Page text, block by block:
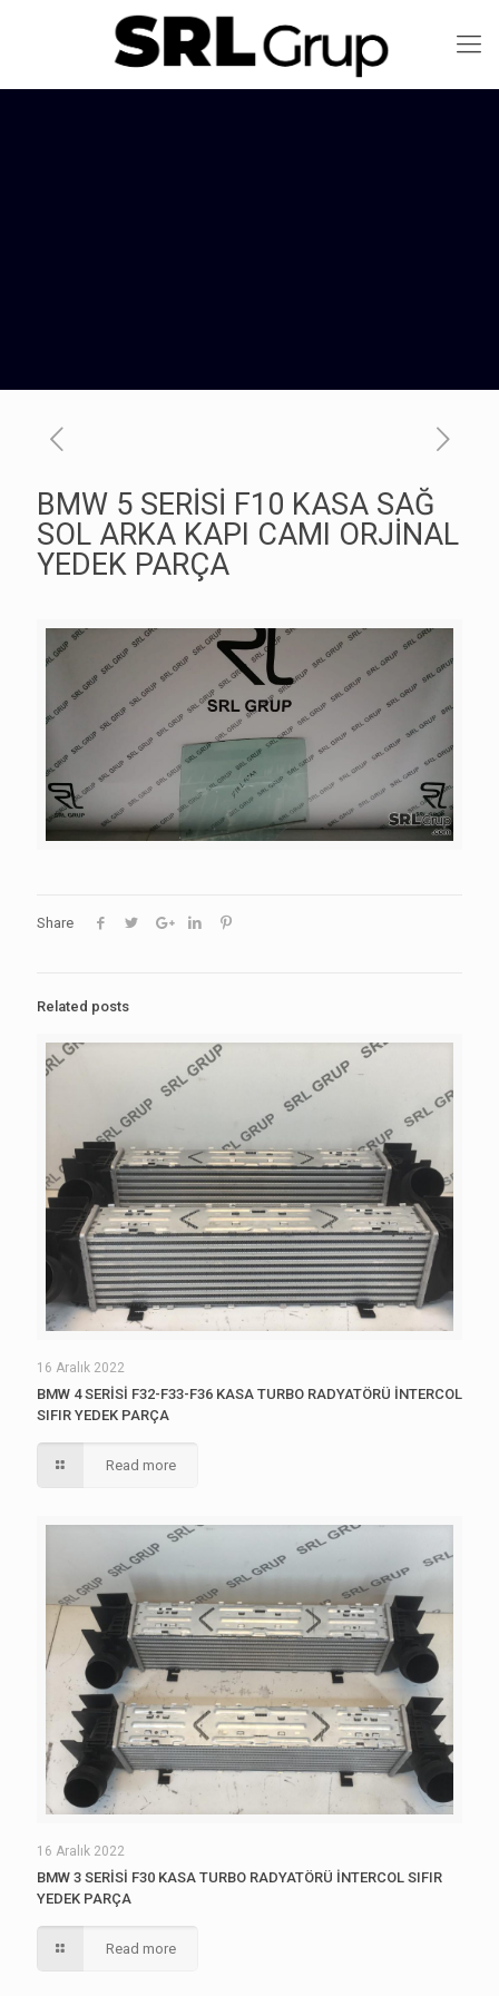
BMW 5 SERİSİ F10 KASA SAĞ
SOL ARKA KAPI CAMI ORJİNAL
YEDEK PARÇA
Share
Related posts
16 Aralık 2022
BMW 4 SERİSİ F32-F33-F36 KASA TURBO RADYATÖRÜ İNTERCOL
SIFIR YEDEK PARÇA
Read more
16 Aralık 2022
BMW 3 SERİSİ F30 KASA TURBO RADYATÖRÜ İNTERCOL SIFIR
YEDEK PARÇA
Read more